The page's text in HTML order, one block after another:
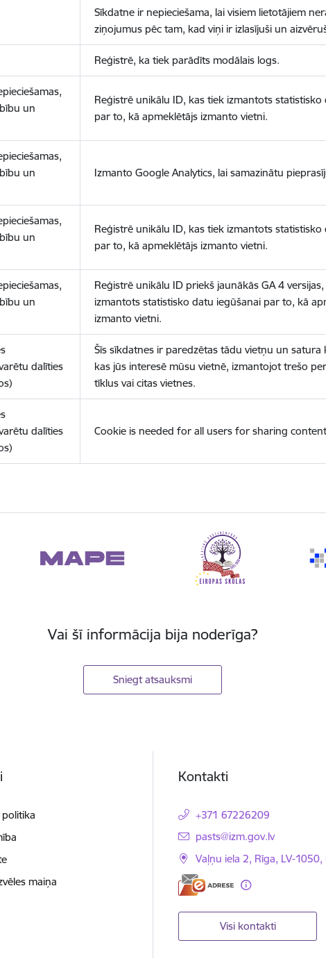
Sīkdatne ir nepieciešama, lai visiem lietotājiem
ziņojumus pēc tam, kad viņi ir izlasījuši un
Reģistrē, ka tiek parādīts modālais logs.
un
Reģistrē unikālu ID, kas tiek izmantots statistisko
par to, kā apmeklētājs izmanto vietni.
un
Izmanto Google Analytics, lai samazinātu
un
Reģistrē unikālu ID, kas tiek izmantots statistisko
par to, kā apmeklētājs izmanto vietni.
un
Reģistrē unikālu ID priekš jaunākās GA 4
izmantots statistisko datu iegūšanai par to, kā
izmanto vietni.
dalīties
Šīs sīkdatnes ir paredzētas tādu vietņu un satura
kas jūs interesē mūsu vietnē, izmantojot trešo
tīklus vai citas vietnes.
dalīties
Cookie is needed for all users for sharing content
Vai šī informācija bija noderīga?
Sniegt atsauksmi
maiņa
Kontakti
+371 67226209
E-pasts:
pasts@izm.gov.lv
Vaļņu iela 2, Rīga, LV-1050,
Visi kontakti